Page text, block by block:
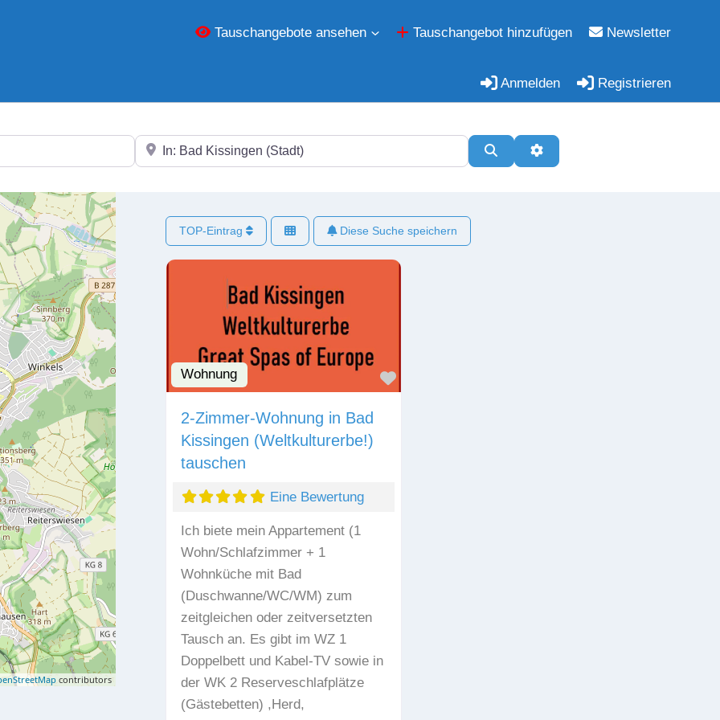
Tauschangebote ansehen Tauschangebot hinzufügen Newsletter
Anmelden Registrieren
In der Nähe SuchenErweiterte Filter
contributors
TOP-Eintrag Diese Suche speichern
Wohnung Favorit
2-Zimmer-Wohnung in Bad
Kissingen (Weltkulturerbe!)
tauschen
Eine Bewertung
Ich biete mein Appartement (1
Wohn/Schlafzimmer + 1
Wohnküche mit Bad
(Duschwanne/WC/WM) zum
zeitgleichen oder zeitversetzten
Tausch an. Es gibt im WZ 1
Doppelbett und Kabel-TV sowie in
der WK 2 Reserveschlafplätze
(Gästebetten) ,Herd,